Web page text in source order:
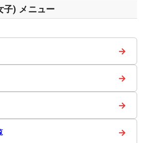
子) メニュー
→
→
→
→